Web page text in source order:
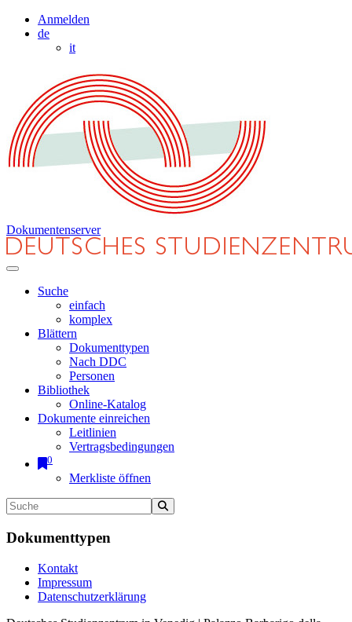
Anmelden
de
it
Dokumentenserver
Suche
einfach
komplex
Blättern
Dokumenttypen
Nach DDC
Personen
Bibliothek
Online-Katalog
Dokumente einreichen
Leitlinien
Vertragsbedingungen
0
Merkliste öffnen
Dokumenttypen
Kontakt
Impressum
Datenschutzerklärung